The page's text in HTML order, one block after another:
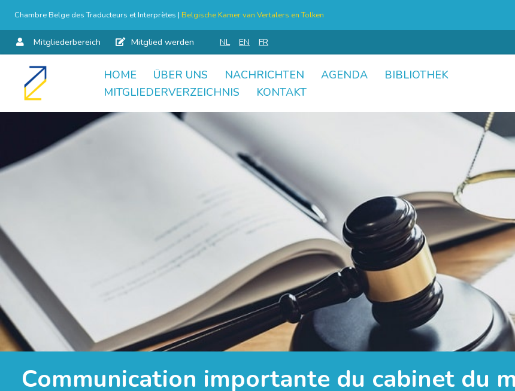
Chambre Belge des Traducteurs et Interprètes | Belgische Kamer van Vertalers en Tolken
Mitgliederbereich Mitglied werden NL EN FR
Skip
HOME ÜBER UNS NACHRICHTEN AGENDA
BIBLIOTHEK
MITGLIEDERVERZEICHNIS
KONTAKT
Communication importante du cabinet du